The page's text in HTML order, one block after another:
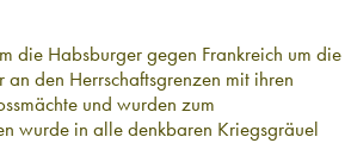
die Habsburger gegen Frankreich um die
den Herrschaftsgrenzen mit ihren
und wurden zum
wurde in alle denkbaren Kriegsgräuel